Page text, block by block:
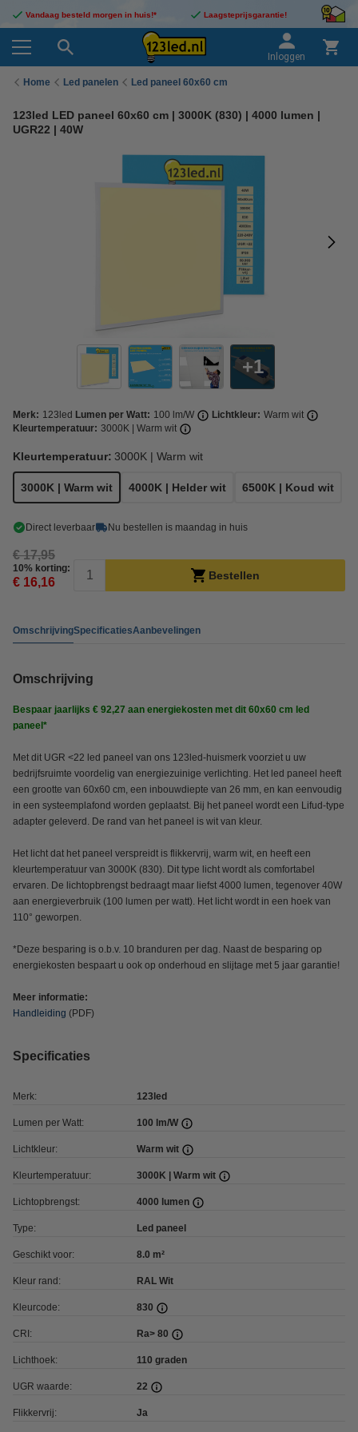
Vandaag besteld morgen in huis!* Laagsteprijsgarantie!
Inloggen
Home Led panelen Led paneel 60x60 cm
123led LED paneel 60x60 cm | 3000K (830) | 4000 lumen |
UGR22 | 40W
1
Merk: 123led Lumen per Watt: 100 lm/W Lichtkleur: Warm wit
Kleurtemperatuur: 3000K | Warm wit
Kleurtemperatuur: 3000K | Warm wit
3000K | Warm wit 4000K | Helder wit 6500K | Koud wit
Direct leverbaar Nu bestellen is maandag in huis
€ 17,95
10% korting:
€ 16,16 Bestellen
OmschrijvingSpecificatiesAanbevelingen
Omschrijving
Bespaar jaarlijks € 92,27 aan energiekosten met dit 60x60 cm led
paneel*
Met dit UGR <22 led paneel van ons 123led-huismerk voorziet u uw
bedrijfsruimte voordelig van energiezuinige verlichting. Het led paneel heeft
een grootte van 60x60 cm, een inbouwdiepte van 26 mm, en kan eenvoudig
in een systeemplafond worden geplaatst. Bij het paneel wordt een Lifud-type
adapter geleverd. De rand van het paneel is wit van kleur.
Het licht dat het paneel verspreidt is flikkervrij, warm wit, en heeft een
kleurtemperatuur van 3000K (830). Dit type licht wordt als comfortabel
ervaren. De lichtopbrengst bedraagt maar liefst 4000 lumen, tegenover 40W
aan energieverbruik (100 lumen per watt). Het licht wordt in een hoek van
110° geworpen.
*Deze besparing is o.b.v. 10 branduren per dag. Naast de besparing op
energiekosten bespaart u ook op onderhoud en slijtage met 5 jaar garantie!
Meer informatie:
Handleiding (PDF)
Specificaties
Merk: 123led
Lumen per Watt: 100 lm/W
Lichtkleur: Warm wit
Kleurtemperatuur: 3000K | Warm wit
Lichtopbrengst: 4000 lumen
Type: Led paneel
Geschikt voor: 8.0 m²
Kleur rand: RAL Wit
Kleurcode: 830
CRI: Ra> 80
Lichthoek: 110 graden
UGR waarde: 22
Flikkervrij: Ja